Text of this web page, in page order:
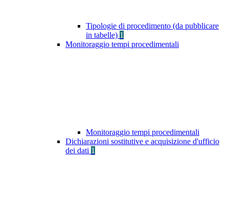
Tipologie di procedimento (da pubblicare
in tabelle) 1
Monitoraggio tempi procedimentali
Monitoraggio tempi procedimentali
Dichiarazioni sostitutive e acquisizione d'ufficio
dei dati 1